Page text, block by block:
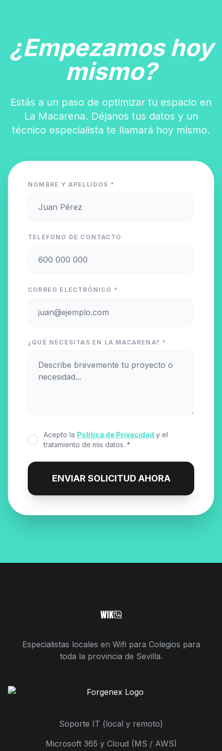
¿Empezamos hoy
mismo?
Estás a un paso de optimizar tu espacio en
La Macarena. Déjanos tus datos y un
técnico especialista te llamará hoy mismo.
NOMBRE Y APELLIDOS *
TELÉFONO DE CONTACTO
CORREO ELECTRÓNICO *
¿QUÉ NECESITAS EN LA MACARENA? *
Acepto la Política de Privacidad y el
tratamiento de mis datos. *
ENVIAR SOLICITUD AHORA
Especialistas locales en Wifi para Colegios para
toda la provincia de Sevilla.
Soporte IT (local y remoto)
Microsoft 365 y Cloud (MS / AWS)